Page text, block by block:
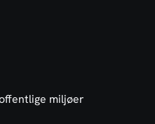
miljøer